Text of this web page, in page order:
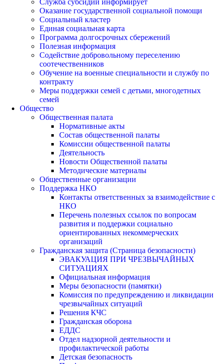
Служба субсидий информирует
Оказание государственной социальной помощи
Социальный кластер
Единая социальная карта
Программа долгосрочных сбережений
Полезная информация
Содействие добровольному переселению
соотечественников
Обучение на военные специальности и службу по
контракту
Меры поддержки семей с детьми, многодетных
семей
Общество
Общественная палата
Нормативные акты
Состав общественной палаты
Комиссии общественной палаты
Деятельность
Новости Общественной палаты
Методические материалы
Общественные организации
Поддержка НКО
Контакты ответственных за взаимодействие с
НКО
Перечень полезных ссылок по вопросам
развития и поддержки социально
ориентированных некоммерческих
организаций
Гражданская защита (Страница безопасности)
ЭВАКУАЦИЯ ПРИ ЧРЕЗВЫЧАЙНЫХ
СИТУАЦИЯХ
Официальная информация
Меры безопасности (памятки)
Комиссия по предупреждению и ликвидации
чрезвычайных ситуаций
Решения КЧС
Гражданская оборона
ЕДДС
Отдел надзорной деятельности и
профилактической работы
Детская безопасность